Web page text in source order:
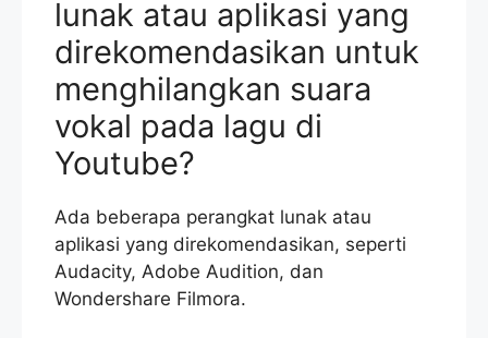
lunak atau aplikasi yang
direkomendasikan untuk
menghilangkan suara
vokal pada lagu di
Youtube?
Ada beberapa perangkat lunak atau
aplikasi yang direkomendasikan, seperti
Audacity, Adobe Audition, dan
Wondershare Filmora.